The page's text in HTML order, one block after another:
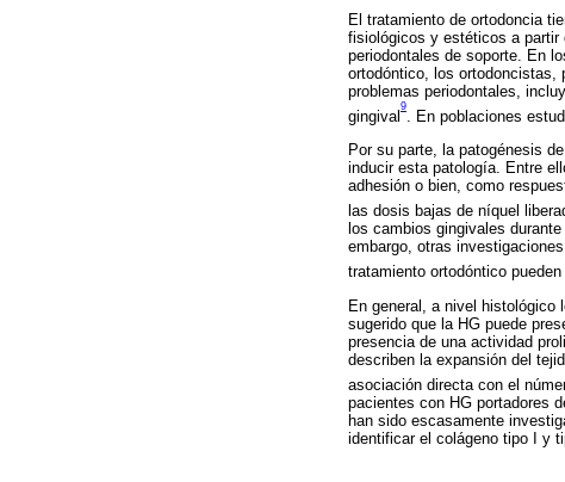
El tratamiento de ortodoncia
fisiológicos y estéticos a partir
periodontales de soporte. En
ortodóntico, los ortodoncistas,
problemas periodontales,
gingival
9
. En poblaciones
Por su parte, la patogénesis
inducir esta patología. Entre
adhesión o bien, como
las dosis bajas de níquel
los cambios gingivales
embargo, otras
tratamiento ortodóntico
En general, a nivel histológico
sugerido que la HG puede
presencia de una actividad
describen la expansión del
asociación directa con el
pacientes con HG portadores
han sido escasamente
identificar el colágeno tipo I y